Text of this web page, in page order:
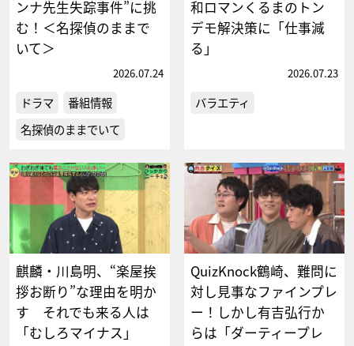
ンナ先生失踪事件”に挑
む！＜名探偵のままで
いて＞
2026.07.24
ドラマ
番組情報
名探偵のままでいて
和ロマンくるまのトン
デモ解決策に「仕事減
る」
2026.07.23
バラエティ
麒麟・川島明、“楽屋挨
拶お断り”な理由を明か
す それでも来る人は
「むしろマイナス」
QuizKnock鶴崎、難問に
対し見事なファインプレ
ー！しかし有吉弘行か
らは「ダーティープレ